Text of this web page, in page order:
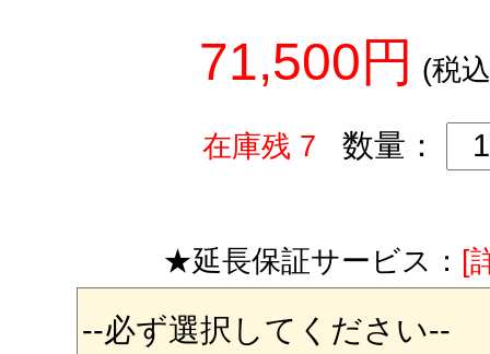
71,500円 (税
在庫残 7 数量：
★延長保証サービス： [